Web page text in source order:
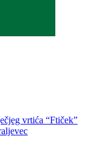
vrtića “Ftiček”